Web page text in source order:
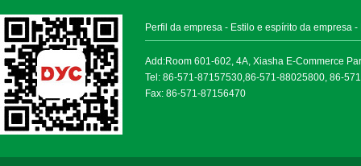
Perfil da empresa - Estilo e espírito da empresa -
Add:Room 601-602, 4A, Xiasha E-Commerce
Tel: 86-571-87157530,86-571-88025800, 86-
Fax: 86-571-87156470